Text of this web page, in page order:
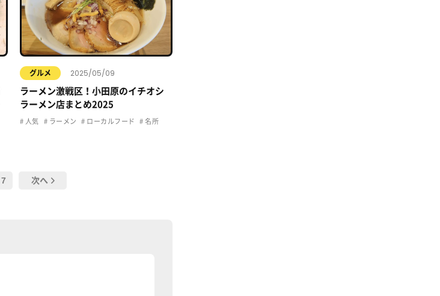
グルメ 2025/05/09
ラーメン激戦区！小田原のイチオシ
ラーメン店まとめ2025
人気 ラーメン ローカルフード 名所
7 次へ